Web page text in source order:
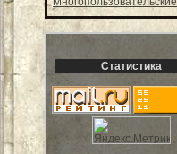
Статистика